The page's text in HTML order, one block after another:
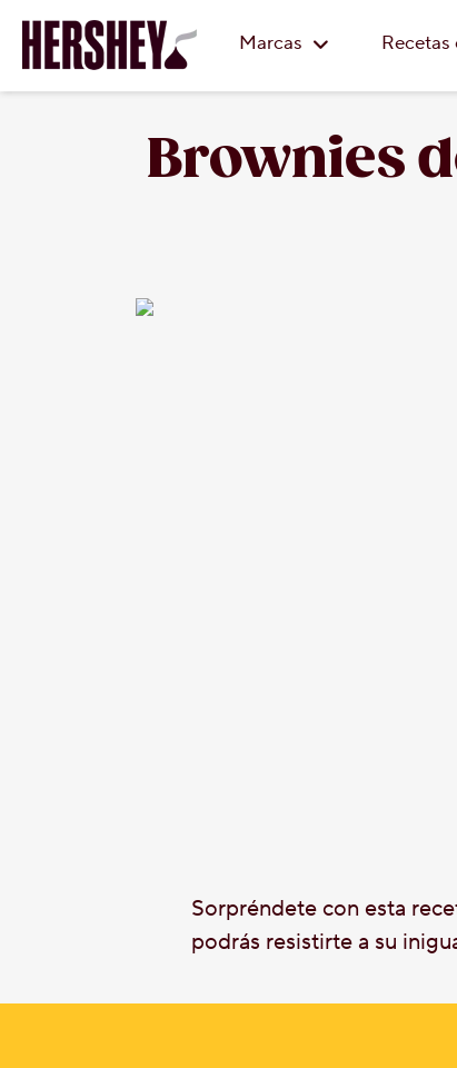
Marcas
Recetas
Brownies
Sorpréndete con esta
podrás resistirte a su